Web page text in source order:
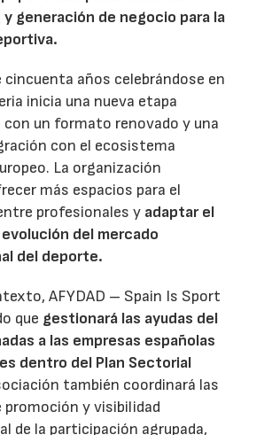
generación de negocio para la
cincuenta años celebrándose en
inicia una nueva etapa
un formato renovado y una
con el ecosistema
La organización
más espacios para el
profesionales y adaptar el
del mercado
del deporte.
AFYDAD – Spain Is Sport
que gestionará las ayudas del
a las empresas españolas
dentro del Plan Sectorial
también coordinará las
promoción y visibilidad
de la participación agrupada,